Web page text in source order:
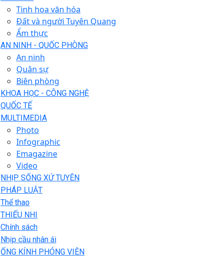
Tinh hoa văn hóa
Đất và người Tuyên Quang
Ẩm thực
AN NINH - QUỐC PHÒNG
An ninh
Quân sự
Biên phòng
KHOA HỌC - CÔNG NGHỆ
QUỐC TẾ
MULTIMEDIA
Photo
Infographic
Emagazine
Video
NHỊP SỐNG XỨ TUYÊN
PHÁP LUẬT
Thể thao
THIẾU NHI
Chính sách
Nhịp cầu nhân ái
ỐNG KÍNH PHÓNG VIÊN